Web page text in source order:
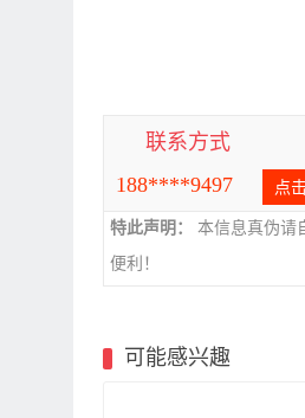
联系方式
188****9497
点
特此声明：
本信息真伪请
便利！
可能感兴趣